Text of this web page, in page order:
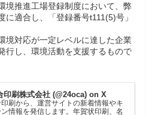
境推進工場登録制度において、弊
適合し、「登録番号t111(5)号」
境対応が一定レベルに達した企業
行し、環境活動を支援するもので
印刷株式会社 (@24oca) on X
刷から、運営サイトの新着情報やキ
ン情報を発信します。年賀状印刷、名